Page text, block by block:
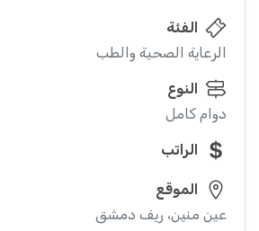
الفئة
الرعاية الصحية والطب
النوع
دوام كامل
الراتب
الموقع
عين منين، ريف دمشق